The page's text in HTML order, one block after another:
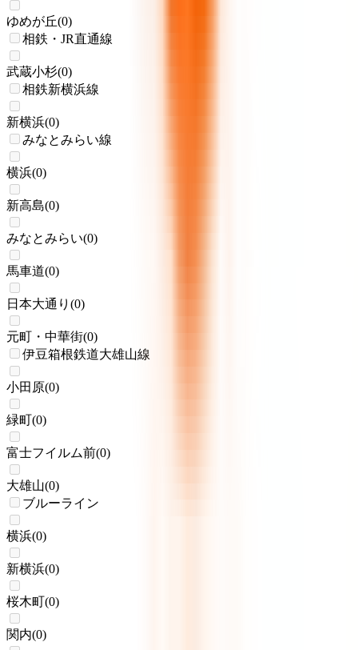
ゆめが丘(0)
相鉄・JR直通線
武蔵小杉(0)
相鉄新横浜線
新横浜(0)
みなとみらい線
横浜(0)
新高島(0)
みなとみらい(0)
馬車道(0)
日本大通り (0)
元町・中華街(0)
伊豆箱根鉄道大雄山線
小田原(0)
緑町(0)
富士フイルム前(0)
大雄山(0)
ブルーライン
横浜(0)
新横浜(0)
桜木町(0)
関内(0)